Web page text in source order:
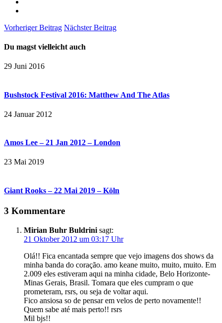
Vorheriger Beitrag Nächster Beitrag
Du magst vielleicht auch
29 Juni 2016
Bushstock Festival 2016: Matthew And The Atlas
24 Januar 2012
Amos Lee – 21 Jan 2012 – London
23 Mai 2019
Giant Rooks – 22 Mai 2019 – Köln
3 Kommentare
Mirian Buhr Buldrini sagt:
21 Oktober 2012 um 03:17 Uhr
Olá!! Fica encantada sempre que vejo imagens dos shows da
minha banda do coração. amo keane muito, muito, muito. Em
2.009 eles estiveram aqui na minha cidade, Belo Horizonte-
Minas Gerais, Brasil. Tomara que eles cumpram o que
prometeram, rsrs, ou seja de voltar aqui.
Fico ansiosa so de pensar em velos de perto novamente!!
Quem sabe até mais perto!! rsrs
Mil bjs!!